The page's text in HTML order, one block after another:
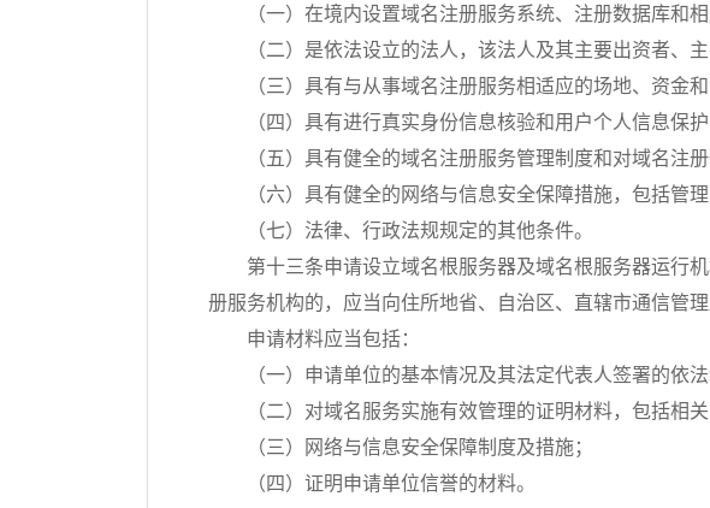
（一）在境内设置域名注册服务系统、注册数据库和
（二）是依法设立的法人，该法人及其主要出资者、
（三）具有与从事域名注册服务相适应的场地、资金
（四）具有进行真实身份信息核验和用户个人信息保
（五）具有健全的域名注册服务管理制度和对域名注
（六）具有健全的网络与信息安全保障措施，包括管
（七）法律、行政法规规定的其他条件。
第十三条申请设立域名根服务器及域名根服务器运行
册服务机构的，应当向住所地省、自治区、直辖市通信管理
申请材料应当包括：
（一）申请单位的基本情况及其法定代表人签署的依
（二）对域名服务实施有效管理的证明材料，包括相
（三）网络与信息安全保障制度及措施；
（四）证明申请单位信誉的材料。